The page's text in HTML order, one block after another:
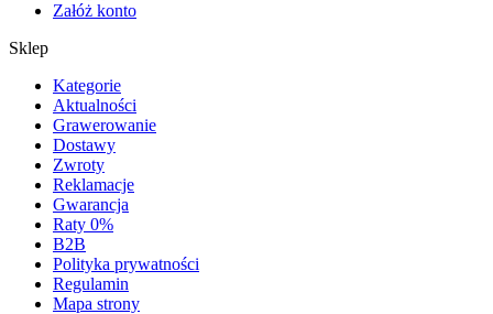
Załóż konto
Sklep
Kategorie
Aktualności
Grawerowanie
Dostawy
Zwroty
Reklamacje
Gwarancja
Raty 0%
B2B
Polityka prywatności
Regulamin
Mapa strony